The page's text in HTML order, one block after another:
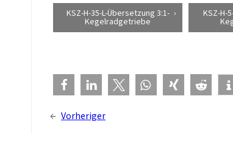
KSZ-H-35-L-Übersetzung 3:1-
Kegelradgetriebe
KSZ-H-
← Vorheriger